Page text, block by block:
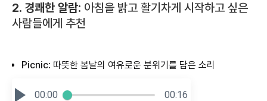
2. 경쾌한 알람: 아침을 밝고 활기차게 시작하고 싶은
사람들에게 추천
Picnic: 따뜻한 봄날의 여유로운 분위기를 담은 소리
00:00 00:16